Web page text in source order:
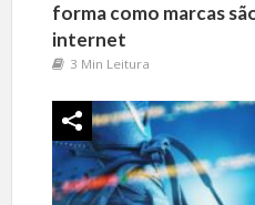
forma como marcas
internet
3 Min Leitura